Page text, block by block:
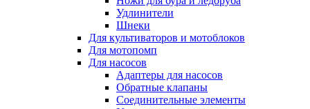
Удлинители
Шнеки
Для культиваторов и мотоблоков
Для мотопомп
Для насосов
Адаптеры для насосов
Обратные клапаны
Соединительные элементы